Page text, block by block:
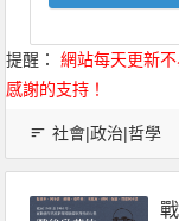
提醒：
網站每天更新
感謝的支持！
社會|政治|哲學